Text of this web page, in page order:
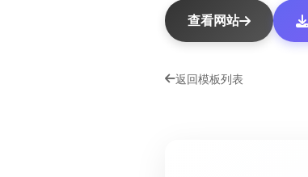
查看网站
返回模板列表